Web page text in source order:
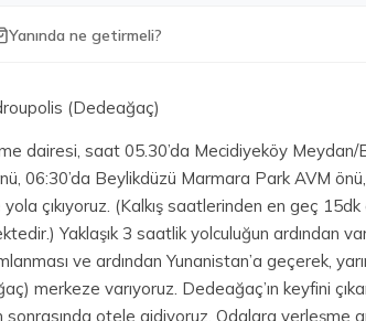
Yanında ne getirmeli?
(Dedeağaç)
dairesi, saat 05.30’da Mecidiyeköy Meydan/
06:30’da Beylikdüzü Marmara Park AVM
çıkıyoruz. (Kalkış saatlerinden en geç 15dk
Yaklaşık 3 saatlik yolculuğun ardından
ve ardından Yunanistan’a geçerek,
merkeze varıyoruz. Dedeağaç’ın keyfini
otele gidiyoruz. Odalara yerleşme